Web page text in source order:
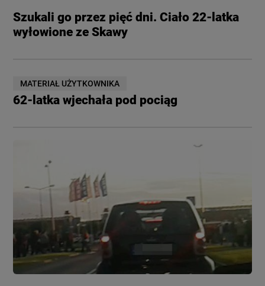
Szukali go przez pięć dni. Ciało 22-latka
wyłowione ze Skawy
MATERIAŁ UŻYTKOWNIKA
62-latka wjechała pod pociąg